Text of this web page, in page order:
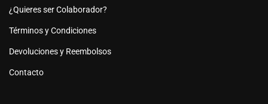
¿Quieres ser Colaborador?
Términos y Condiciones
Devoluciones y Reembolsos
Contacto